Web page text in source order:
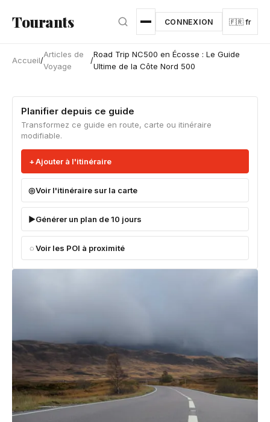
Tourants CONNEXION 🇫🇷 fr
Accueil/
Articles de
Voyage
/
Road Trip NC500 en Écosse : Le Guide
Ultime de la Côte Nord 500
Planifier depuis ce guide
Transformez ce guide en route, carte ou itinéraire
modifiable.
Ajouter à l'itinéraire
Voir l'itinéraire sur la carte
Générer un plan de 10 jours
Voir les POI à proximité